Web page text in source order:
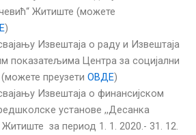
Житиште (можете
)
Извештајa о раду и Извештајa
показатељима Центра за социјални
преузети ОВДЕ)
Извештаја о финансијском
установе ,,Десанка
за период 1. 1. 2020.- 31. 12.